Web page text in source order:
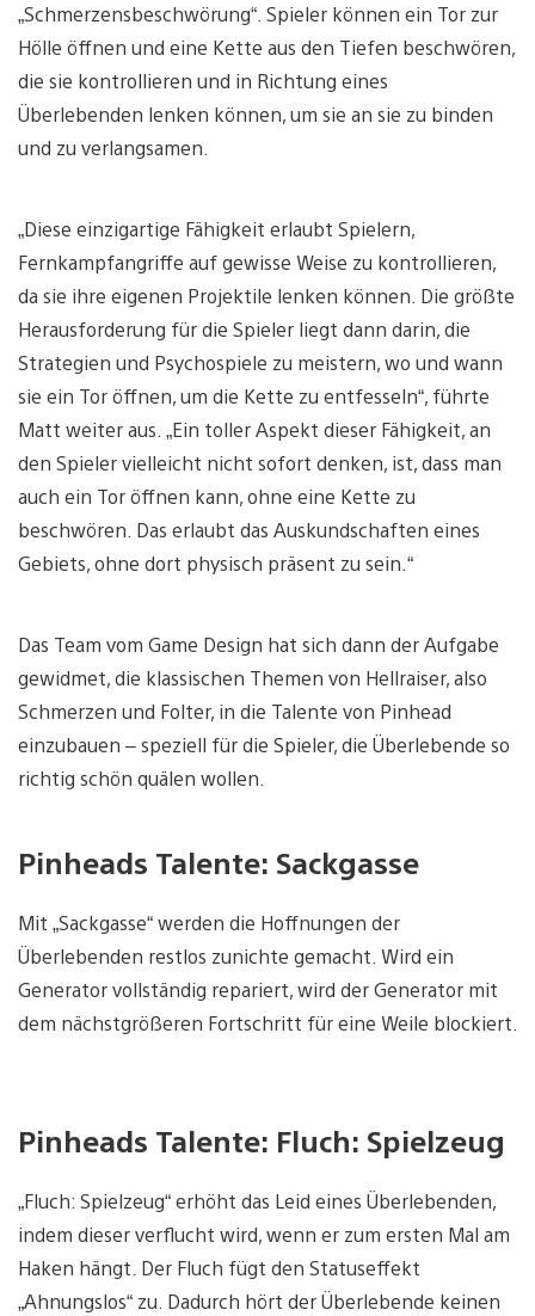
„Schmerzensbeschwörung“. Spieler können ein Tor zur
Hölle öffnen und eine Kette aus den Tiefen beschwören,
die sie kontrollieren und in Richtung eines
Überlebenden lenken können, um sie an sie zu binden
und zu verlangsamen.
„Diese einzigartige Fähigkeit erlaubt Spielern,
Fernkampfangriffe auf gewisse Weise zu kontrollieren,
da sie ihre eigenen Projektile lenken können. Die größte
Herausforderung für die Spieler liegt dann darin, die
Strategien und Psychospiele zu meistern, wo und wann
sie ein Tor öffnen, um die Kette zu entfesseln“, führte
Matt weiter aus. „Ein toller Aspekt dieser Fähigkeit, an
den Spieler vielleicht nicht sofort denken, ist, dass man
auch ein Tor öffnen kann, ohne eine Kette zu
beschwören. Das erlaubt das Auskundschaften eines
Gebiets, ohne dort physisch präsent zu sein.“
Das Team vom Game Design hat sich dann der Aufgabe
gewidmet, die klassischen Themen von Hellraiser, also
Schmerzen und Folter, in die Talente von Pinhead
einzubauen – speziell für die Spieler, die Überlebende so
richtig schön quälen wollen.
Pinheads Talente: Sackgasse
Mit „Sackgasse“ werden die Hoffnungen der
Überlebenden restlos zunichte gemacht. Wird ein
Generator vollständig repariert, wird der Generator mit
dem nächstgrößeren Fortschritt für eine Weile blockiert.
Pinheads Talente: Fluch: Spielzeug
„Fluch: Spielzeug“ erhöht das Leid eines Überlebenden,
indem dieser verflucht wird, wenn er zum ersten Mal am
Haken hängt. Der Fluch fügt den Statuseffekt
„Ahnungslos“ zu. Dadurch hört der Überlebende keinen